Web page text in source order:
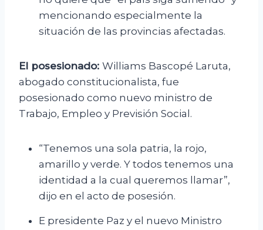
mencionando especialmente la
situación de las provincias afectadas.
El posesionado: Williams Bascopé Laruta,
abogado constitucionalista, fue
posesionado como nuevo ministro de
Trabajo, Empleo y Previsión Social.
“Tenemos una sola patria, la rojo,
amarillo y verde. Y todos tenemos una
identidad a la cual queremos llamar”,
dijo en el acto de posesión.
E presidente Paz y el nuevo Ministro